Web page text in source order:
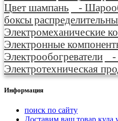
Цвет шампань
-
боксы
Электромеханические
Электронные
Электрообогреватели
-
Электротехническая
Информация
поиск по сайту
Доставим ваш товар куда